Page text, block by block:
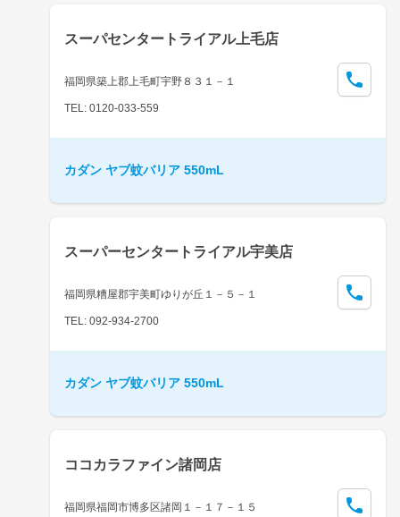
スーパセンタートライアル上毛店
福岡県築上郡上毛町宇野８３１－１
TEL: 0120-033-559
カダン ヤブ蚊バリア 550mL
スーパーセンタートライアル宇美店
福岡県糟屋郡宇美町ゆりが丘１－５－１
TEL: 092-934-2700
カダン ヤブ蚊バリア 550mL
ココカラファイン諸岡店
福岡県福岡市博多区諸岡１－１７－１５